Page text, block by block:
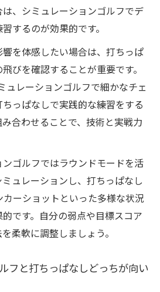
、シミュレーションゴルフでデ
するのが効果的です。
を体感したい場合は、打ちっぱ
びを確認することが重要です。
ュレーションゴルフで細かなチェ
っぱなしで実践的な練習をする
合わせることで、技術と実戦力
ゴルフではラウンドモードを活
ュレーションし、打ちっぱなし
ーショットといった多様な状況
です。自分の弱点や目標スコア
柔軟に調整しましょう。
フと打ちっぱなしどっちが向い